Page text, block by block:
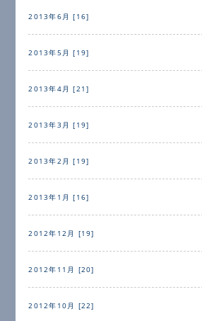
2013年6月 [16]
2013年5月 [19]
2013年4月 [21]
2013年3月 [19]
2013年2月 [19]
2013年1月 [16]
2012年12月 [19]
2012年11月 [20]
2012年10月 [22]